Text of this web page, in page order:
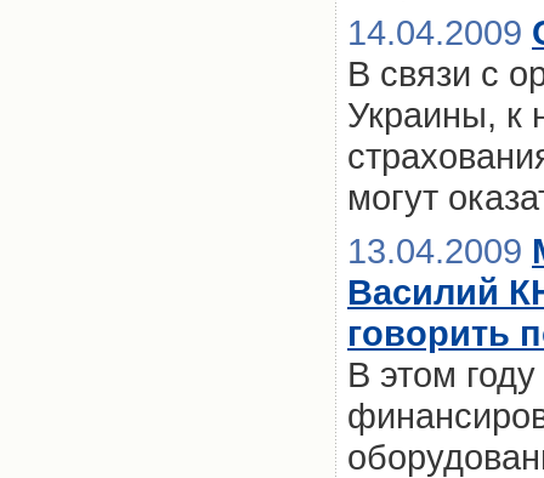
14.04.2009
В связи с
Украины, к
могут
13.04.2009
Василий
говорить
В этом